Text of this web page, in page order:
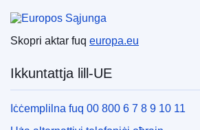
Unjoni Ewropea
Skopri aktar fuq europa.eu
Ikkuntattja lill-UE
Iċċemplilna fuq 00 800 6 7 8 9 10 11